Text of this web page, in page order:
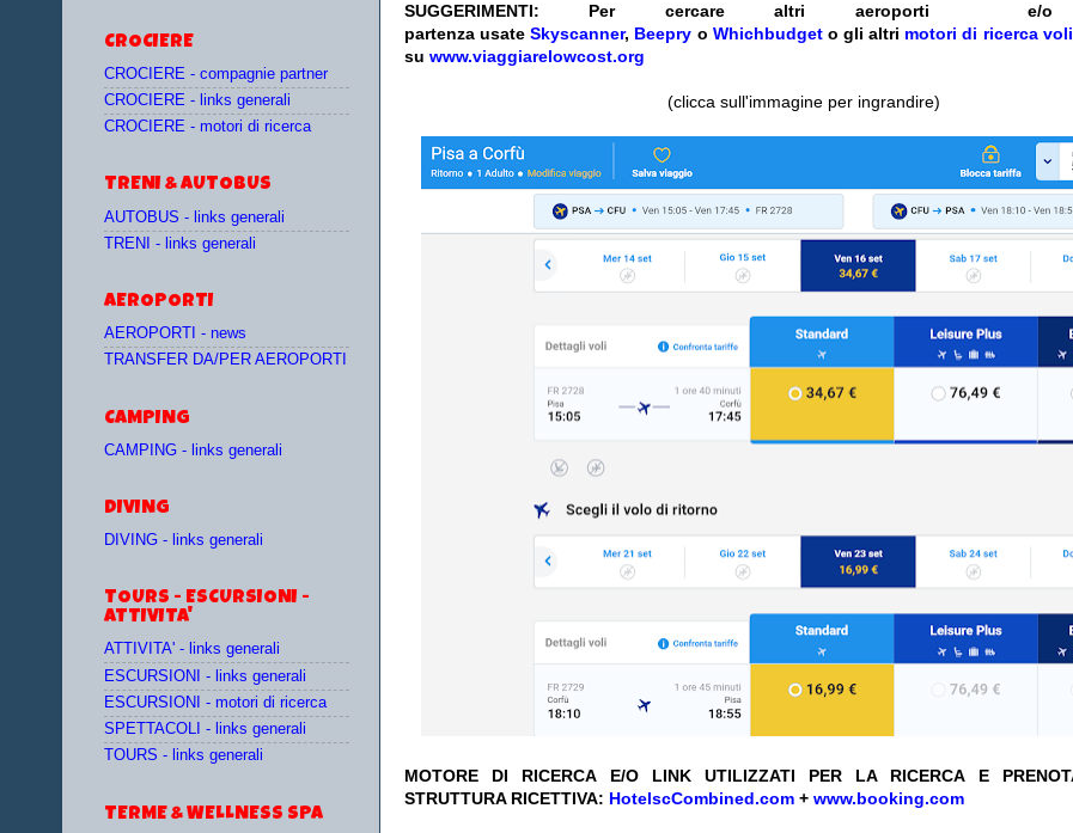
SUGGERIMENTI: Per cercare altri aeroporti
partenza usateSkyscanner, Beepry o Whichbudgeto gli altri motori di ricerca voli
su www.viaggiarelowcost.org
(clicca sull'immagine per ingrandire)
MOTORE DI RICERCA E/O LINK UTILIZZATI PER LA RICERCA E
STRUTTURA RICETTIVA: HotelscCombined.com + www.booking.com
CROCIERE
CROCIERE - compagnie partner
CROCIERE - links generali
CROCIERE - motori di ricerca
TRENI & AUTOBUS
AUTOBUS - links generali
TRENI - links generali
AEROPORTI
AEROPORTI - news
TRANSFER DA/PER AEROPORTI
CAMPING
CAMPING - links generali
DIVING
DIVING - links generali
TOURS - ESCURSIONI -
ATTIVITA'
ATTIVITA' - links generali
ESCURSIONI - links generali
ESCURSIONI - motori di ricerca
SPETTACOLI - links generali
TOURS - links generali
TERME & WELLNESS SPA